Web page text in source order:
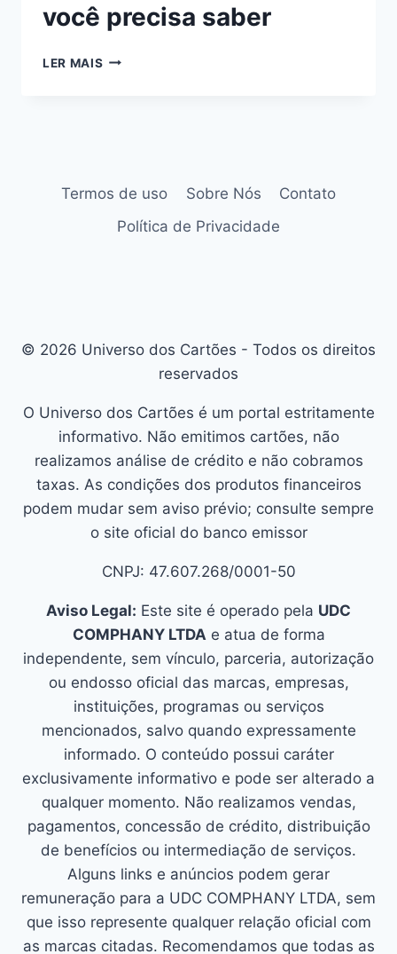
você precisa saber
LER MAIS
Termos de uso Sobre Nós
Contato
Política de Privacidade
© 2026 Universo dos Cartões - Todos os direitos
reservados
O Universo dos Cartões é um portal estritamente
informativo. Não emitimos cartões, não
realizamos análise de crédito e não cobramos
taxas. As condições dos produtos financeiros
podem mudar sem aviso prévio; consulte sempre
o site oficial do banco emissor
CNPJ: 47.607.268/0001-50
Aviso Legal: Este site é operado pela UDC
COMPHANY LTDAe atua de forma
independente, sem vínculo, parceria, autorização
ou endosso oficial das marcas, empresas,
instituições, programas ou serviços
mencionados, salvo quando expressamente
informado. O conteúdo possui caráter
exclusivamente informativo e pode ser alterado a
qualquer momento. Não realizamos vendas,
pagamentos, concessão de crédito, distribuição
de benefícios ou intermediação de serviços.
Alguns links e anúncios podem gerar
remuneração para a UDC COMPHANY LTDA, sem
que isso represente qualquer relação oficial com
as marcas citadas. Recomendamos que todas as